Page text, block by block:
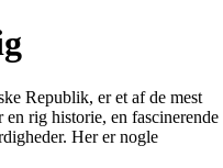
Republik, er et af de mest
rig historie, en fascinerende
Her er nogle